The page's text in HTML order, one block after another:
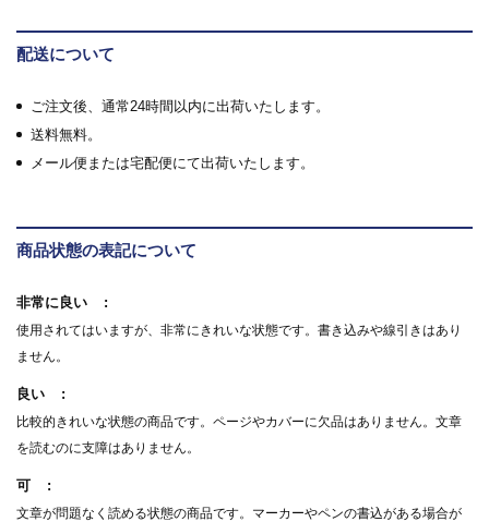
配送について
ご注文後、通常24時間以内に出荷いたします。
送料無料。
メール便または宅配便にて出荷いたします。
商品状態の表記について
非常に良い
使用されてはいますが、非常にきれいな状態です。書き込みや線引きはあり
ません。
良い
比較的きれいな状態の商品です。ページやカバーに欠品はありません。文章
を読むのに支障はありません。
可
文章が問題なく読める状態の商品です。マーカーやペンの書込がある場合が